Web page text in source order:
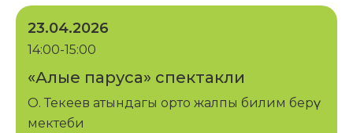
23.04.2026
14:00-15:00
«Алые паруса» спектакли
О. Текеев атындагы орто жалпы билим берүү
мектеби